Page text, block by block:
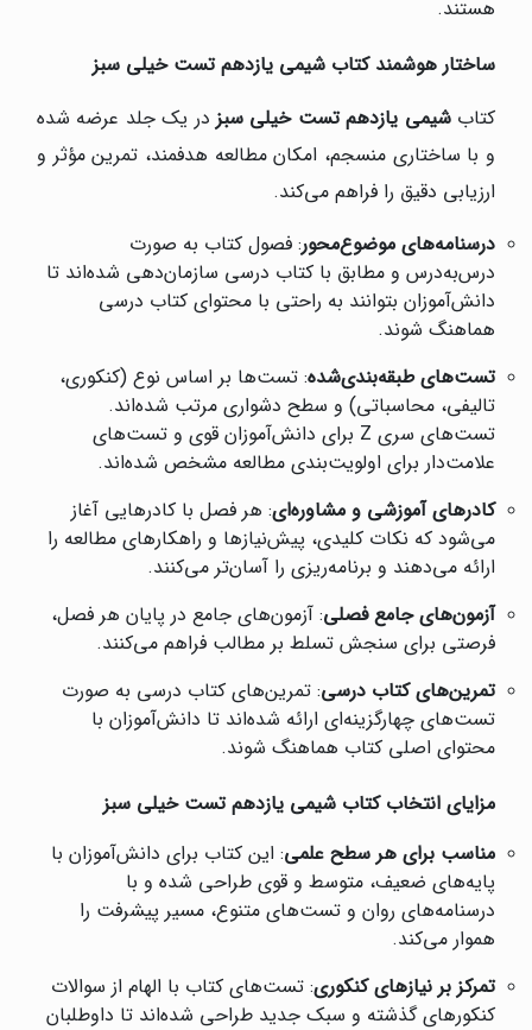
هستند.
ساختار هوشمند کتاب شیمی یازدهم تست خیلی سبز
کتابشیمی یازدهم تست خیلی سبز در یک جلد عرضه شده
و با ساختاری منسجم، امکان مطالعه هدفمند، تمرین مؤثر و
ارزیابی دقیق را فراهم می‌کند.
درسنامه‌های موضوع‌محور: فصول کتاب به صورت
درس‌به‌درس و مطابق با کتاب درسی سازمان‌دهی شده‌اند تا
دانش‌آموزان بتوانند به راحتی با محتوای کتاب درسی
هماهنگ شوند.
تست‌های طبقه‌بندی‌شده: تست‌ها بر اساس نوع (کنکوری،
تالیفی، محاسباتی) و سطح دشواری مرتب شده‌اند.
تست‌های سری Z برای دانش‌آموزان قوی و تست‌های
علامت‌دار برای اولویت‌بندی مطالعه مشخص شده‌اند.
کادرهای آموزشی و مشاوره‌ای: هر فصل با کادرهایی آغاز
می‌شود که نکات کلیدی، پیش‌نیازها و راهکارهای مطالعه را
ارائه می‌دهند و برنامه‌ریزی را آسان‌تر می‌کنند.
آزمون‌های جامع فصلی: آزمون‌های جامع در پایان هر فصل،
فرصتی برای سنجش تسلط بر مطالب فراهم می‌کنند.
تمرین‌های کتاب درسی: تمرین‌های کتاب درسی به صورت
تست‌های چهارگزینه‌ای ارائه شده‌اند تا دانش‌آموزان با
محتوای اصلی کتاب هماهنگ شوند.
مزایای انتخاب کتاب شیمی یازدهم تست خیلی سبز
مناسب برای هر سطح علمی: این کتاب برای دانش‌آموزان با
پایه‌های ضعیف، متوسط و قوی طراحی شده و با
درسنامه‌های روان و تست‌های متنوع، مسیر پیشرفت را
هموار می‌کند.
تمرکز بر نیازهای کنکوری: تست‌های کتاب با الهام از سوالات
کنکورهای گذشته و سبک جدید طراحی شده‌اند تا داوطلبان